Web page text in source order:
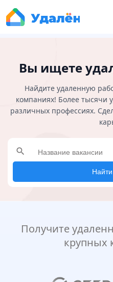
Вы ищете
Найдите удаленную
компаниях! Более тысячи
различных профессиях.
search
Получите
крупных